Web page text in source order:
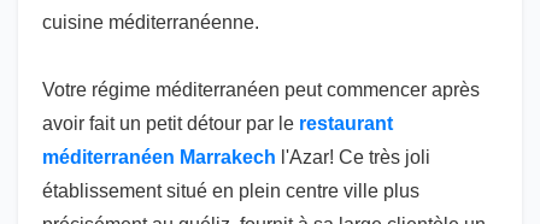
cuisine méditerranéenne.
Votre régime méditerranéen peut commencer après
avoir fait un petit détour par le restaurant
méditerranéen Marrakech l'Azar! Ce très joli
établissement situé en plein centre ville plus